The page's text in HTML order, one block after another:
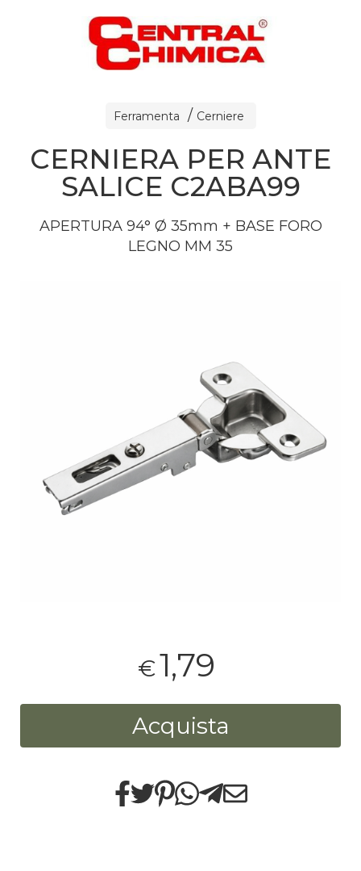
Ferramenta Cerniere
CERNIERA PER ANTE
SALICE C2ABA99
APERTURA94° Ø 35mm + BASE FORO
LEGNO MM 35
€1,79
Acquista